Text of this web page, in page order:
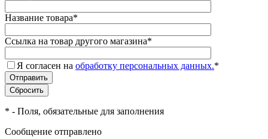
Название товара*
Ссылка на товар другого магазина*
Я согласен на обработку персональных данных.*
* - Поля, обязательные для заполнения
Сообщение отправлено